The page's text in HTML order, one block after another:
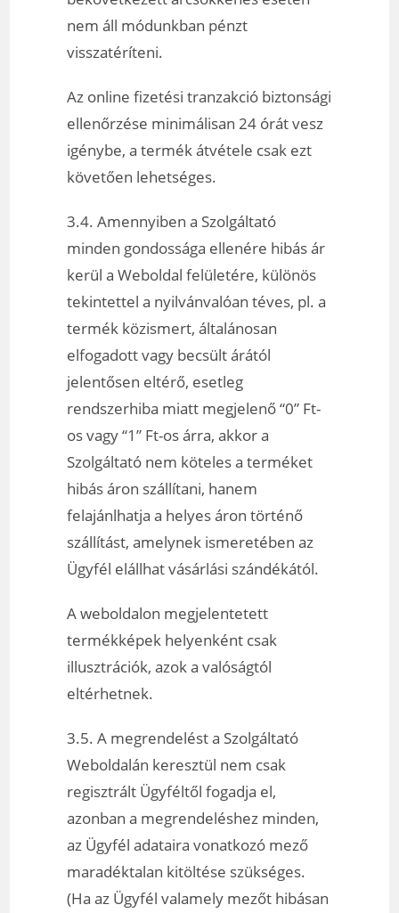
nem áll módunkban pénzt
visszatéríteni.
Az online fizetési tranzakció biztonsági
ellenőrzése minimálisan 24 órát vesz
igénybe, a termék átvétele csak ezt
követően lehetséges.
3.4. Amennyiben a Szolgáltató
minden gondossága ellenére hibás ár
kerül a Weboldal felületére, különös
tekintettel a nyilvánvalóan téves, pl. a
termék közismert, általánosan
elfogadott vagy becsült árától
jelentősen eltérő, esetleg
rendszerhiba miatt megjelenő “0” Ft-
os vagy “1” Ft-os árra, akkor a
Szolgáltató nem köteles a terméket
hibás áron szállítani, hanem
felajánlhatja a helyes áron történő
szállítást, amelynek ismeretében az
Ügyfél elállhat vásárlási szándékától.
A weboldalon megjelentetett
termékképek helyenként csak
illusztrációk, azok a valóságtól
eltérhetnek.
3.5. A megrendelést a Szolgáltató
Weboldalán keresztül nem csak
regisztrált Ügyféltől fogadja el,
azonban a megrendeléshez minden,
az Ügyfél adataira vonatkozó mező
maradéktalan kitöltése szükséges.
(Ha az Ügyfél valamely mezőt hibásan